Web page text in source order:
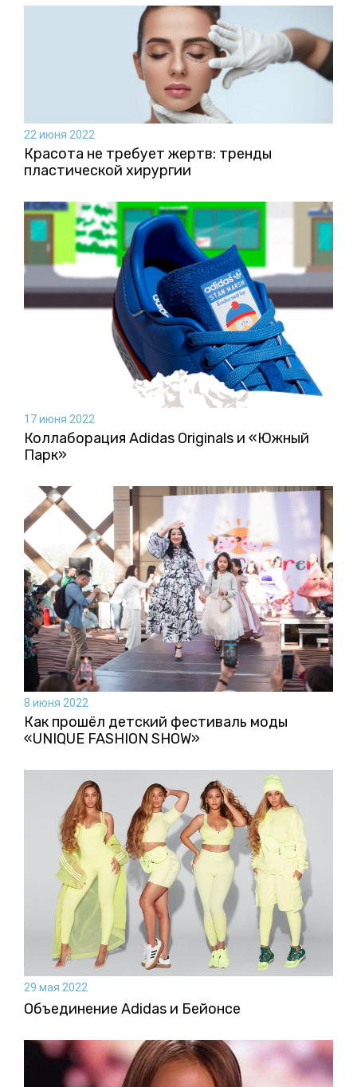
22 июня 2022
Красота не требует жертв: тренды
пластической хирургии
17 июня 2022
Коллаборация Аdidas Originals и «Южный
Парк»
8 июня 2022
Как прошёл детский фестиваль моды
«UNIQUE FASHION SHOW»
29 мая 2022
Объединение Adidas и Бейонсе